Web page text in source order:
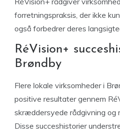
forretningspraksis, der ikke
også forbedrer deres
RéVision+
Brøndby
Flere lokale virksomheder i
positive resultater gennem
skræddersyede rådgivning og
Disse succeshistorier